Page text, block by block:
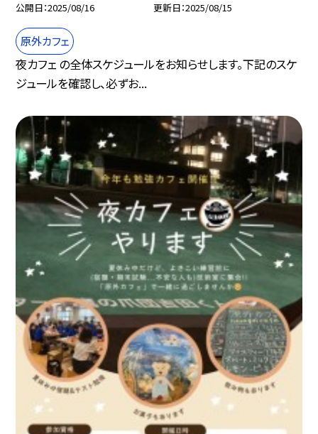
公開日 2025/08/16 更新日 2025/08/15
原外カフェ
夜カフェ の全体スケジュールをお知らせします。下記のスケ
ジュールを確認し、必ずお...